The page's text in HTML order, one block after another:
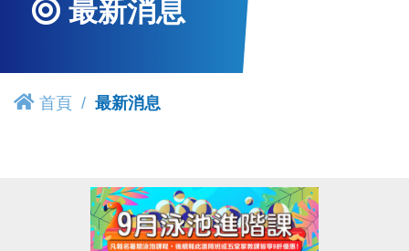
最新消息
首頁 最新消息